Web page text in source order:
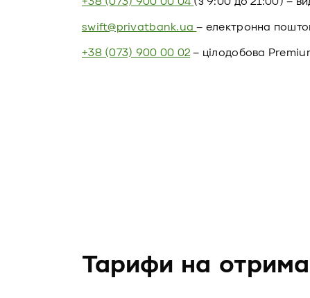
swift@privatbank.ua– електронна
+38 (073) 900 00 02– цілодобова
Тарифи на